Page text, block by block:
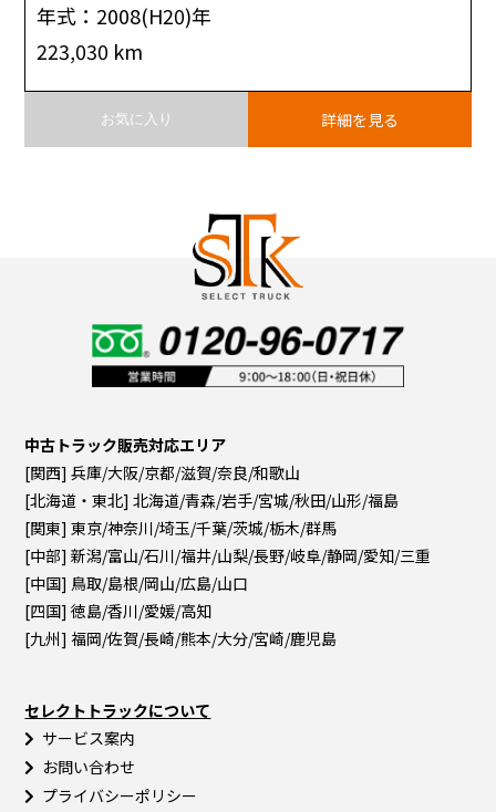
年式：2008(H20)年
223,030 km
お気に入り 詳細を見る
中古トラック販売対応エリア
[関西] 兵庫/大阪/京都/滋賀/奈良/和歌山
[北海道・東北] 北海道/青森/岩手/宮城/秋田/山形/福島
[関東] 東京/神奈川/埼玉/千葉/茨城/栃木/群馬
[中部] 新潟/富山/石川/福井/山梨/長野/岐阜/静岡/愛知/三重
[中国] 鳥取/島根/岡山/広島/山口
[四国] 徳島/香川/愛媛/高知
[九州] 福岡/佐賀/長崎/熊本/大分/宮崎/鹿児島
セレクトトラックについて
サービス案内
お問い合わせ
プライバシーポリシー